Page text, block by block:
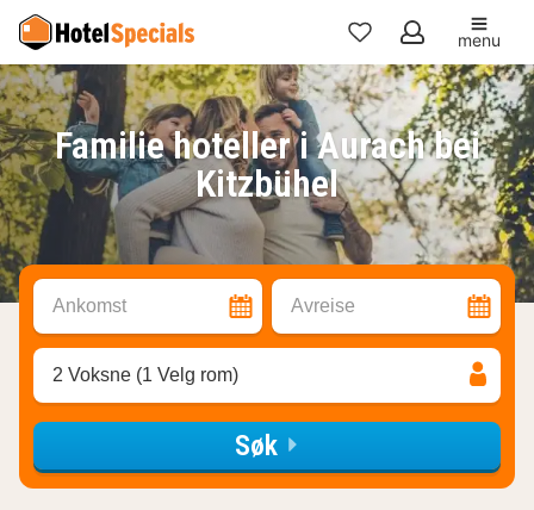
Mine
favoritter
menu
Familie hoteller i Aurach bei
Kitzbühel
Ankomst Avreise
2 Voksne (1 Velg rom)
Søk